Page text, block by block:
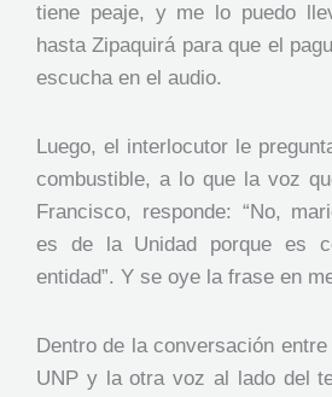
tiene peaje, y me lo puedo
hasta Zipaquirá para que el
escucha en el audio.
Luego, el interlocutor le
combustible, a lo que la voz
Francisco, responde: “No,
es de la Unidad porque es
entidad”. Y se oye la frase en
Dentro de la conversación
UNP y la otra voz al lado del